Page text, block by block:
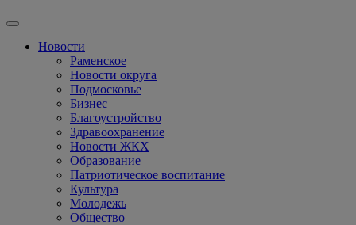
Новости
Раменское
Новости округа
Подмосковье
Бизнес
Благоустройство
Здравоохранение
Новости ЖКХ
Образование
Патриотическое воспитание
Культура
Молодежь
Общество